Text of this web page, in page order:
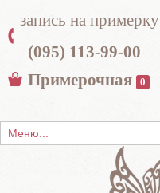
запись на примерку
(095) 113-99-00
Примерочная
0